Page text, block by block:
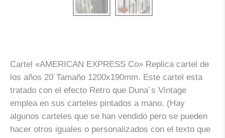
Cartel «AMERICAN EXPRESS Co» Replica cartel de
los años 20´Tamaño 1200x190mm. Este cartel esta
tratado con el efecto Retro que Duna´s Vintage
emplea en sus carteles pintados a mano. (Hay
algunos carteles que se han vendido pero se pueden
hacer otros iguales o personalizados con el texto que